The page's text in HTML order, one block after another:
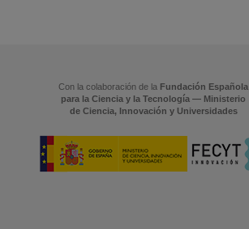
Con la colaboración de la Fundación Española
para la Ciencia y la Tecnología — Ministerio
de Ciencia, Innovación y Universidades